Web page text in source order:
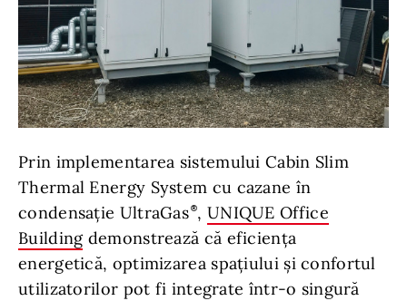
Prin implementarea sistemului Cabin Slim
Thermal Energy System cu cazane în
condensație UltraGas , UNIQUE Office
Buildingdemonstrează că eficiența
energetică, optimizarea spațiului și confortul
utilizatorilor pot fi integrate într-o singură